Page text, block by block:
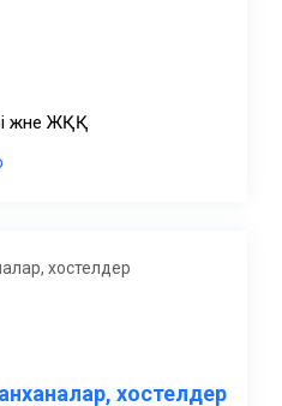
және ЖҚҚ
хостелдер